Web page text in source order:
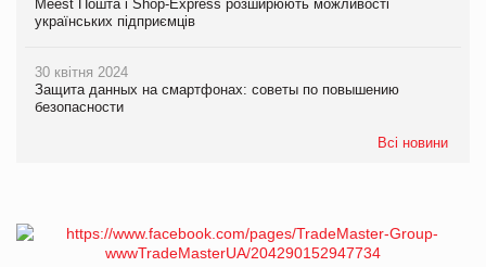
Meest Пошта і Shop-Express розширюють можливості
українських підприємців
30 квітня 2024
Защита данных на смартфонах: советы по повышению
безопасности
Всі новини